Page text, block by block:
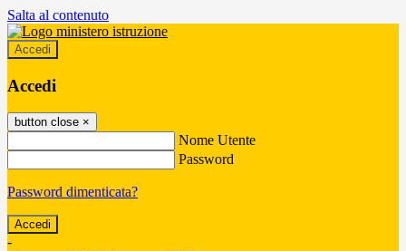
Salta al contenuto
Accedi
Accedi
button close ×
Nome Utente
Password
Password dimenticata?
-